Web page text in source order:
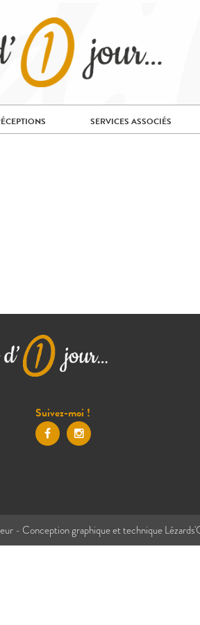
SERVICES ASSOCIÉS
Suivez-moi !
- Conception graphique et technique